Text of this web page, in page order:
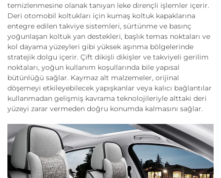
temizlenmesine olanak tanıyan leke dirençli işlemler içerir.
Deri otomobil koltukları için kumaş koltuk kapaklarına
entegre edilen takviye sistemleri, sürtünme ve basınç
yoğunlaşan koltuk yan destekleri, başlık temas noktaları ve
kol dayama yüzeyleri gibi yüksek aşınma bölgelerinde
stratejik dolgu içerir. Çift dikişli dikişler ve takviyeli gerilim
noktaları, yoğun kullanım koşullarında bile yapısal
bütünlüğü sağlar. Kaymaz alt malzemeler, orijinal
döşemeyi etkileyebilecek yapışkanlar veya kalıcı bağlantılar
kullanmadan gelişmiş kavrama teknolojileriyle alttaki deri
yüzeyi zarar vermeden doğru konumda kalmasını sağlar.